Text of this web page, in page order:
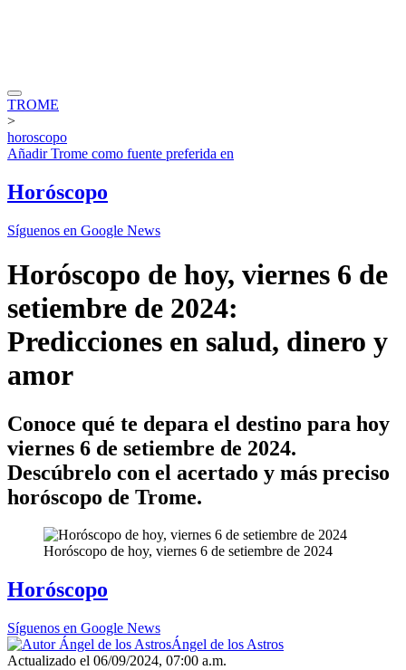
TROME
>
horoscopo
AñadirTrome como fuente preferida en
Horóscopo
Síguenos en Google News
Horóscopo de hoy, viernes 6 de
setiembre de 2024:
Predicciones en salud, dinero y
amor
Conoce qué te depara el destino para hoy
viernes 6 de setiembre de 2024.
Descúbrelo con el acertado y más preciso
horóscopo de Trome.
Horóscopo de hoy, viernes 6 de setiembre de 2024
Horóscopo
Síguenos en Google News
Ángel de los Astros
Actualizado el 06/09/2024, 07:00 a.m.